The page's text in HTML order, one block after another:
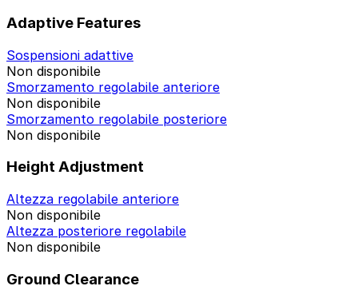
Adaptive Features
Sospensioni adattive
Non disponibile
Smorzamento regolabile anteriore
Non disponibile
Smorzamento regolabile posteriore
Non disponibile
Height Adjustment
Altezza regolabile anteriore
Non disponibile
Altezza posteriore regolabile
Non disponibile
Ground Clearance